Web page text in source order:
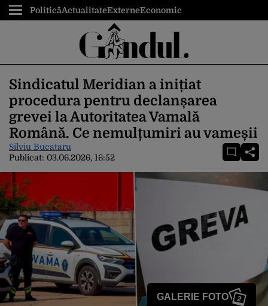
PoliticăActualitateExterneEconomic
Sindicatul Meridian a inițiat
procedura pentru declanșarea
grevei la Autoritatea Vamală
Română. Ce nemulțumiri au vameșii
Silviu Bucataru
Publicat: 03.06.2026, 16:52
GALERIE FOTO 2